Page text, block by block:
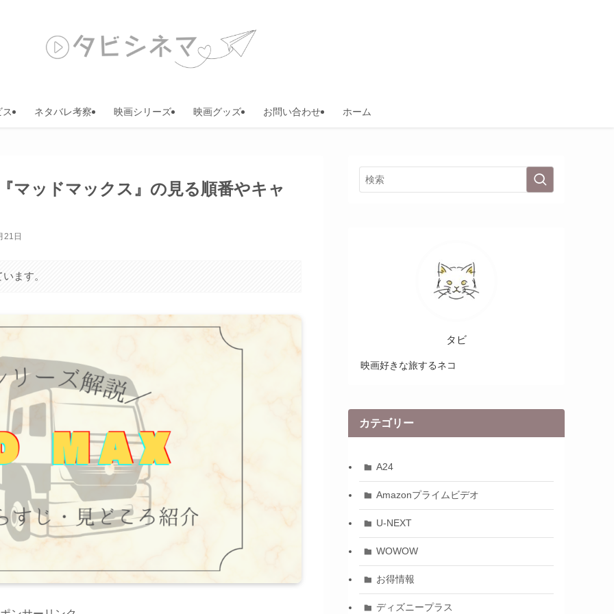
ネタバレ考察 映画シリーズ 映画グッズ お問い合わせ ホーム
マッドマックス』の見る順番やキャ
21日
ます。
タビ
映画好きな旅するネコ
カテゴリー
A24
Amazonプライムビデオ
U-NEXT
WOWOW
お得情報
ディズニープラス